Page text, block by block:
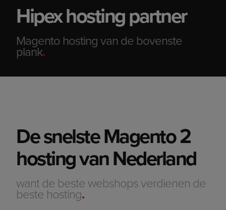
Hipex hosting partner
Magento hosting van de bovenste
plank.
De snelste Magento 2
hosting van Nederland
want de beste webshops verdienen de
beste hosting.